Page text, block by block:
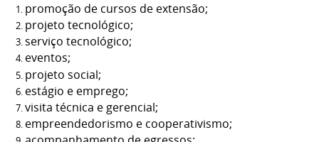
promoção de cursos de extensão;
projeto tecnológico;
serviço tecnológico;
eventos;
projeto social;
estágio e emprego;
visita técnica e gerencial;
empreendedorismo e cooperativismo;